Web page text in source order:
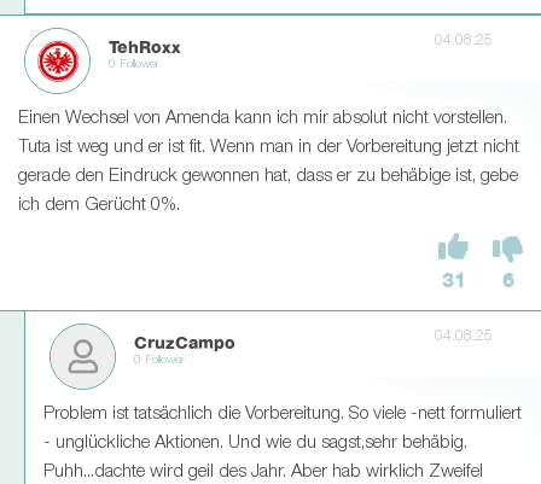
TehRoxx
0 Follower
04.08.25
Einen Wechsel von Amenda kann ich mir absolut nicht vorstellen.
Tuta ist weg und er ist fit. Wenn man in der Vorbereitung jetzt nicht
gerade den Eindruck gewonnen hat, dass er zu behäbige ist, gebe
ich dem Gerücht 0%.
31 6
CruzCampo
0 Follower
04.08.25
Problem ist tatsächlich die Vorbereitung. So viele -nett formuliert
- unglückliche Aktionen. Und wie du sagst,sehr behäbig.
Puhh...dachte wird geil des Jahr. Aber hab wirklich Zweifel